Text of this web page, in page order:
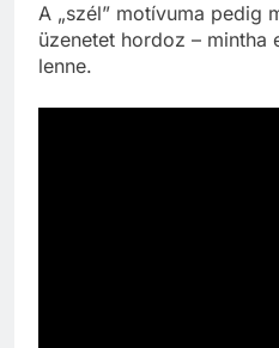
A „szél” motívuma pedig
üzenetet hordoz – mintha
lenne.